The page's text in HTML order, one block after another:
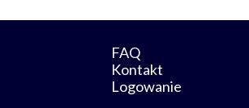
FAQ
Kontakt
Logowanie